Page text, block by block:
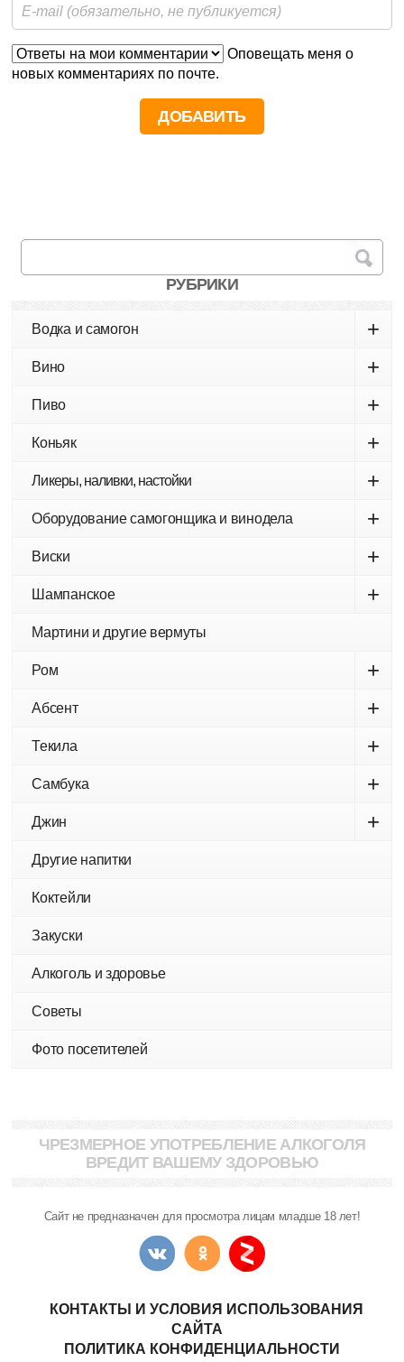
Оповещать меня о
новых комментариях по почте.
РУБРИКИ
Водка и самогон +
Вино +
Пиво +
Коньяк +
Ликеры, наливки, настойки +
Оборудование самогонщика и винодела +
Виски +
Шампанское +
Мартини и другие вермуты
Ром +
Абсент +
Текила +
Самбука +
Джин +
Другие напитки
Коктейли
Закуски
Алкоголь и здоровье
Советы
Фото посетителей
ЧРЕЗМЕРНОЕ УПОТРЕБЛЕНИЕ АЛКОГОЛЯ
ВРЕДИТ ВАШЕМУ ЗДОРОВЬЮ
Сайт не предназначен для просмотра лицам младше 18 лет!
КОНТАКТЫ И УСЛОВИЯ ИСПОЛЬЗОВАНИЯ
САЙТА
ПОЛИТИКА КОНФИДЕНЦИАЛЬНОСТИ